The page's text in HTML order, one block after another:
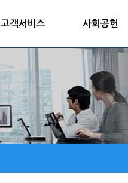
고객서비스 사회공헌